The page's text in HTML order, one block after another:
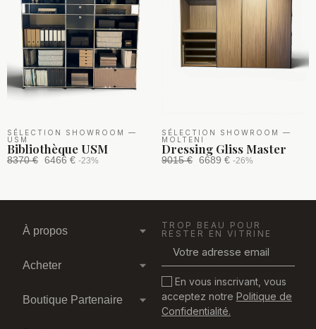
SÉLECTION SHOWROOM
—
USM
Bibliothèque USM
8370 € 6466 € -23%
SÉLECTION SHOWROOM
—
MOLTENI
Dressing Gliss Master
9015 € 6689 € -26%
À propos
Acheter
Boutique Partenaire
TROP BEAU POUR
RESTER EN VITRINE
En vous inscrivant, vous
acceptez notre Politique de
Confidentialité.